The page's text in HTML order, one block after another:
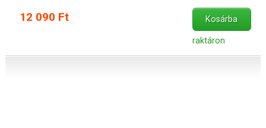
12 090 Ft Kosárba
raktáron